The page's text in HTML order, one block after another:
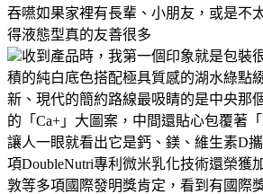
吞嚥如果家裡有長輩、小朋友，或是不
得液態型真的友善很多
收到產品時，我第一個印象就是包裝
積的純白底色搭配極具質感的湖水綠點
新、現代的簡約路線最吸睛的是中央那
的「Ca+」大圖案，中間還貼心包覆著「
讓人一眼就看出它是鈣、鎂、維生素D
項DoubleNutri專利微米乳化技術還榮獲
敦等多項國際發明獎肯定，看到有國際